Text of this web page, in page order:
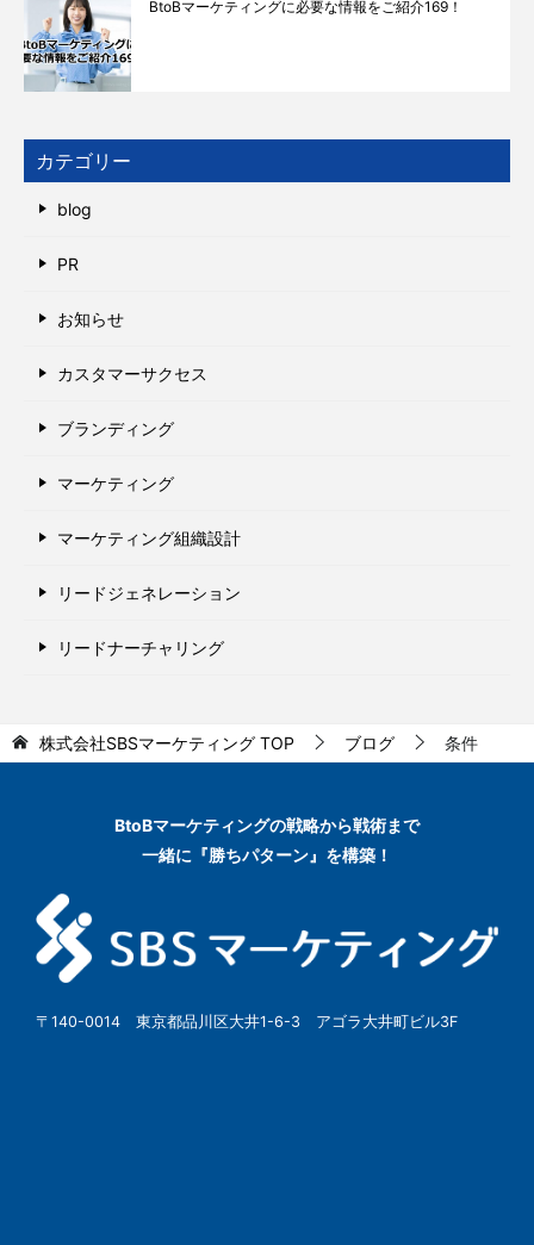
BtoBマーケティングに必要な情報をご紹介169！
カテゴリー
blog
PR
お知らせ
カスタマーサクセス
ブランディング
マーケティング
マーケティング組織設計
リードジェネレーション
リードナーチャリング
株式会社SBSマーケティング TOP ブログ 条件
BtoBマーケティングの戦略から戦術まで
一緒に『勝ちパターン』を構築！
〒140-0014 東京都品川区大井1-6-3 アゴラ大井町ビル3F